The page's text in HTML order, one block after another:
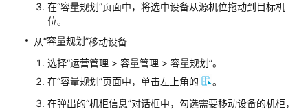
管
运
理
在“容量规划”页面中，将选中设备从源机位拖动到目标机
位。
从“容量规划”移动设备
选择“运营管理 > 容量管理 > 容量规划”。
在“容量规划”页面中，单击左上角的
。
在弹出的“机柜信息”对话框中，勾选需要移动设备的机柜，